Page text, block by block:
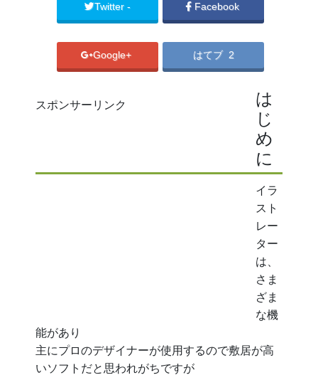
Twitter -
Facebook
error
Google+ はてブ 2
スポンサーリンク
は
じ
め
に
イラ
スト
レー
ター
は、
さま
ざま
な機
能があり
主にプロのデザイナーが使用するので敷居が高
いソフトだと思われがちですが